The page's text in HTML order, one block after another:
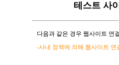
테스트 사
다음과 같은 경우 웹사이트 연
-사내 정책에 의해 웹사이트